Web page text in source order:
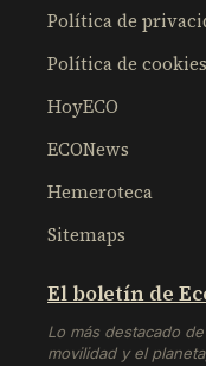
Política de
Política de cookies
HoyECO
ECONews
Hemeroteca
Sitemaps
El boletín de
Lo más destacado
movilidad y el